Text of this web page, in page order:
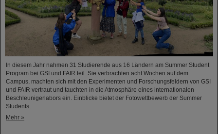
In diesem Jahr nahmen 31 Studierende aus 16 Ländern am Summer Student
Program bei GSI und FAIR teil. Sie verbrachten acht Wochen auf dem
Campus, machten sich mit den Experimenten und Forschungsfeldern von GSI
und FAIR vertraut und tauchten in die Atmosphäre eines internationalen
Beschleunigerlabors ein. Einblicke bietet der Fotowettbewerb der Summer
Students.
Mehr »